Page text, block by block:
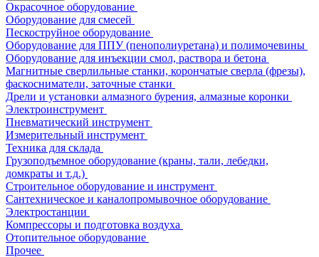
Окрасочное оборудование
Оборудование для смесей
Пескоструйное оборудование
Оборудование для ППУ (пенополиуретана) и полимочевины
Оборудование для инъекции смол, раствора и бетона
Магнитные сверлильные станки, корончатые сверла (фрезы),
фаскосниматели, заточные станки
Дрели и установки алмазного бурения, алмазные коронки
Электроинструмент
Пневматический инструмент
Измерительный инструмент
Техника для склада
Грузоподъемное оборудование (краны, тали, лебедки,
домкраты и т.д.)
Строительное оборудование и инструмент
Сантехническое и каналопромывочное оборудование
Электростанции
Компрессоры и подготовка воздуха
Отопительное оборудование
Прочее